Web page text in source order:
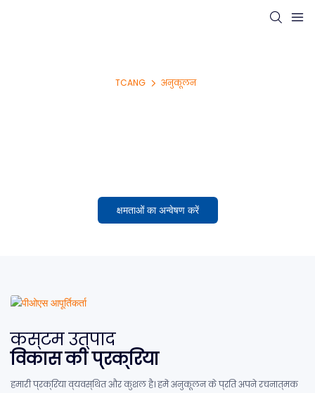
TCANG अनुकूलन
क्षमताओं का अन्वेषण करें
कस्टम उत्पाद
विकास की प्रक्रिया
हमारी प्रक्रिया व्यवस्थित और कुशल है। हमें अनुकूलन के प्रति अपने रचनात्मक